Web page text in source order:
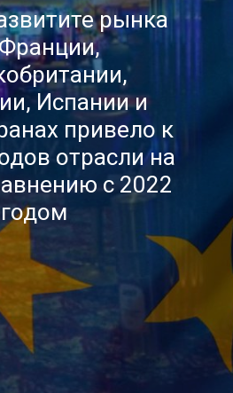
рынка
Испании и
привело к
отрасли на
с 2022
годом